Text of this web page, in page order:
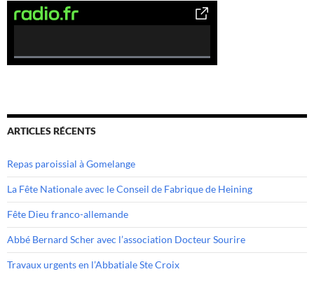
0
e
t
e
ARTICLES RÉCENTS
Repas paroissial à Gomelange
La Fête Nationale avec le Conseil de Fabrique de Heining
Fête Dieu franco-allemande
Abbé Bernard Scher avec l’association Docteur Sourire
Travaux urgents en l’Abbatiale Ste Croix